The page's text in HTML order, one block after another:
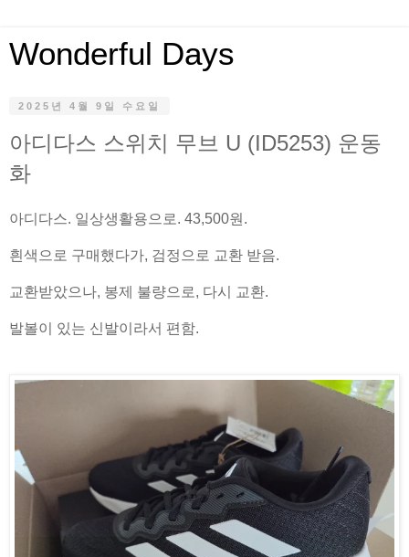
Wonderful Days
2025년 4월 9일 수요일
아디다스 스위치 무브 U (ID5253) 운동
화
아디다스. 일상생활용으로. 43,500원.
흰색으로 구매했다가, 검정으로 교환 받음.
교환받았으나, 봉제 불량으로, 다시 교환.
발볼이 있는 신발이라서 편함.